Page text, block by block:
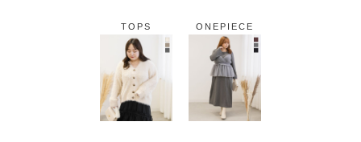
TOPS ONEPIECE